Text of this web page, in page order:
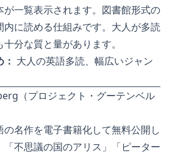
が一覧表示されます。図書館形式の
内に読める仕組みです。大人が多読
分な質と量があります。
大人の英語多読、幅広いジャン
（プロジェクト・グーテンベル
名作を電子書籍化して無料公開し
「不思議の国のアリス」「ピーター